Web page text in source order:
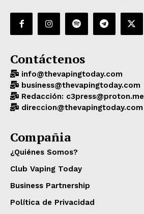
Contáctenos
info@thevapingtoday.com
business@thevapingtoday.com
Redacción: c3press@proton.me
direccion@thevapingtoday.com
Compañia
¿Quiénes Somos?
Club Vaping Today
Business Partnership
Política de Privacidad